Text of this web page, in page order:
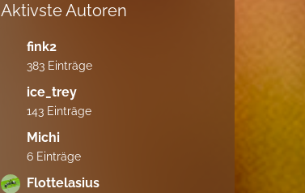
Aktivste Autoren
fink2
383 Einträge
ice_trey
143 Einträge
Michi
6 Einträge
Flottelasius